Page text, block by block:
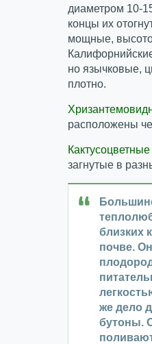
диаметром 10-
концы их
мощные,
но язычковые,
плотно.
расположены
Кактусоцветные
загнутые в
близких
почве.
же дело
бутоны.